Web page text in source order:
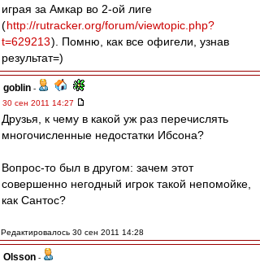
играя за Амкар во 2-ой лиге
(http://rutracker.org/forum/viewtopic.php?
t=629213). Помню, как все офигели, узнав
результат=)
goblin -
30 сен 2011 14:27
Друзья, к чему в какой уж раз перечислять
многочисленные недостатки Ибсона?
Вопрос-то был в другом: зачем этот
совершенно негодный игрок такой непомойке,
как Сантос?
Редактировалось 30 сен 2011 14:28
Olsson -